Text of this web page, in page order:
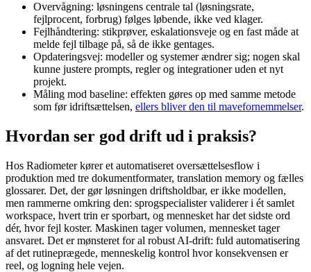
Overvågning: løsningens centrale tal (løsningsrate,
fejlprocent, forbrug) følges løbende, ikke ved klager.
Fejlhåndtering: stikprøver, eskalationsveje og en fast måde at
melde fejl tilbage på, så de ikke gentages.
Opdateringsvej: modeller og systemer ændrer sig; nogen skal
kunne justere prompts, regler og integrationer uden et nyt
projekt.
Måling mod baseline: effekten gøres op med samme metode
som før idriftsættelsen, ellers bliver den til mavefornemmelser.
Hvordan ser god drift ud i praksis?
Hos Radiometer kører et automatiseret oversættelsesflow i
produktion med tre dokumentformater, translation memory og fælles
glossarer. Det, der gør løsningen driftsholdbar, er ikke modellen,
men rammerne omkring den: sprogspecialister validerer i ét samlet
workspace, hvert trin er sporbart, og mennesket har det sidste ord
dér, hvor fejl koster. Maskinen tager volumen, mennesket tager
ansvaret. Det er mønsteret for al robust AI-drift: fuld automatisering
af det rutineprægede, menneskelig kontrol hvor konsekvensen er
reel, og logning hele vejen.